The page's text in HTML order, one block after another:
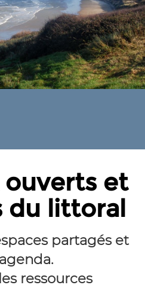
ouverts et
du littoral
partagés et
ressources